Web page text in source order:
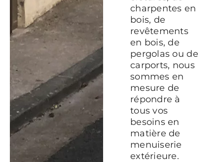
charpentes en
bois, de
revêtements
en bois, de
pergolas ou de
carports, nous
sommes en
mesure de
répondre à
tous vos
besoins en
matière de
menuiserie
extérieure.